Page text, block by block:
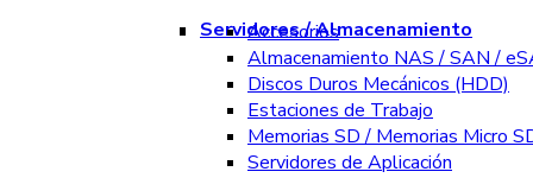
Servidores / Almacenamiento
Accesorios
Almacenamiento NAS / SAN /
Discos Duros Mecánicos (HDD)
Estaciones de Trabajo
Memorias SD / Memorias Micro
Servidores de Aplicación